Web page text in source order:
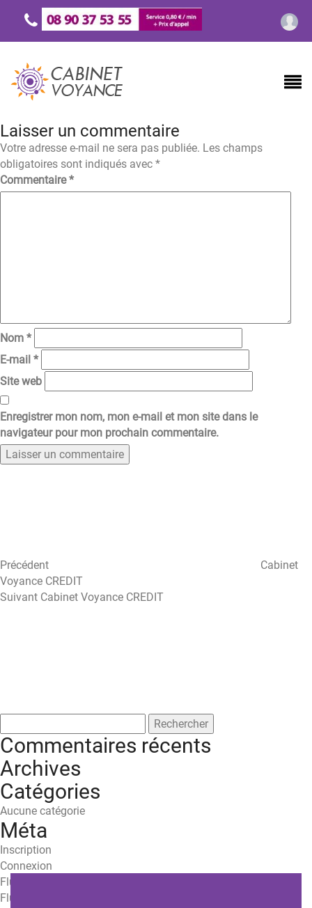
Laisser un commentaire
Votre adresse e-mail ne sera pas publiée. Les champs
obligatoires sont indiqués avec *
Commentaire*
Nom *
E-mail *
Site web
Enregistrer mon nom, mon e-mail et mon site dans le
navigateur pour mon prochain commentaire.
Précédent
Cabinet
Voyance CREDIT
Article
Suivant Cabinet Voyance CREDIT
Commentaires récents
Archives
Catégories
Aucune catégorie
Méta
Inscription
Connexion
Flux des publications
Flux des commentaires